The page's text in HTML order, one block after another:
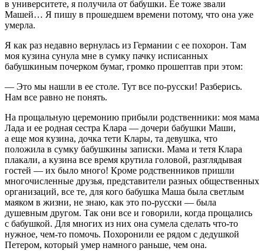
в университете, я получила от бабушки. Ее тоже звали
Машей… Я пишу в прошедшем времени потому, что она уже
умерла.
Я как раз недавно вернулась из Германии с ее похорон. Там
моя кузина сунула мне в сумку пачку исписанных
бабушкиным почерком бумаг, громко прошептав при этом:
— Это мы нашли в ее столе. Тут все по-русски! Разберись.
Нам все равно не понять.
На прощальную церемонию прибыли родственники: моя мама
Лада и ее родная сестра Клара — дочери бабушки Маши,
а еще моя кузина, дочка тети Клары, та девушка, что
положила в сумку бабушкины записки. Мама и тетя Клара
плакали, а кузина все время крутила головой, разглядывая
гостей — их было много! Кроме родственников пришли
многочисленные друзья, представители разных общественных
организаций, все те, для кого бабушка Маша была светлым
маяком в жизни, не знаю, как это по-русски — была
душевным другом. Так они все и говорили, когда прощались
с бабушкой. Для многих из них она сумела сделать что-то
нужное, чем-то помочь. Похоронили ее рядом с дедушкой
Петером, который умер намного раньше, чем она.